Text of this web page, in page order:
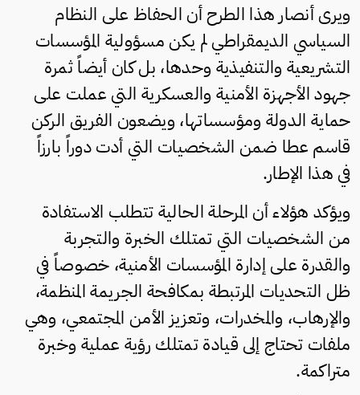
ويرى أنصار هذا الطرح أن الحفاظ على النظام
السياسي الديمقراطي لم يكن مسؤولية المؤسسات
التشريعية والتنفيذية وحدها، بل كان أيضاً ثمرة
جهود الأجهزة الأمنية والعسكرية التي عملت على
حماية الدولة ومؤسساتها، ويضعون الفريق الركن
قاسم عطا ضمن الشخصيات التي أدت دوراً بارزاً
في هذا الإطار.
ويؤكد هؤلاء أن المرحلة الحالية تتطلب الاستفادة
من الشخصيات التي تمتلك الخبرة والتجربة
والقدرة على إدارة المؤسسات الأمنية، خصوصاً في
ظل التحديات المرتبطة بمكافحة الجريمة المنظمة،
والإرهاب، والمخدرات، وتعزيز الأمن المجتمعي، وهي
ملفات تحتاج إلى قيادة تمتلك رؤية عملية وخبرة
متراكمة.